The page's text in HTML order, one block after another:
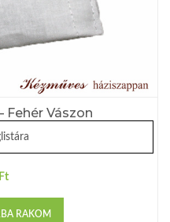
Fehér Vászon
Ft
RAKOM